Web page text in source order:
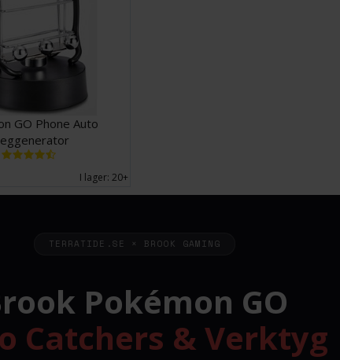
GO Phone Auto
I lager:20+
TERRATIDE.SE × BROOK GAMING
Pokémon GO
Catchers & Verktyg